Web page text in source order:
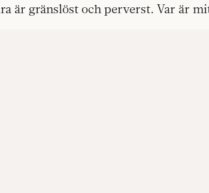
är gränslöst och perverst. Var är